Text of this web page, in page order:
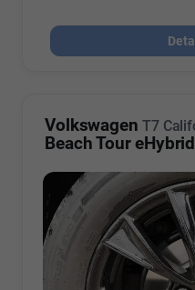
Volkswagen T7